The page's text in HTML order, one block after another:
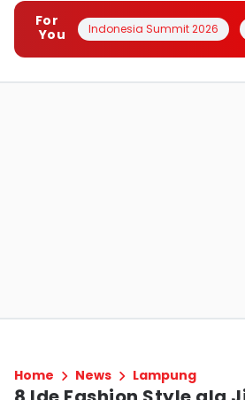
For
You
Indonesia Summit 2026
Home News Lampung